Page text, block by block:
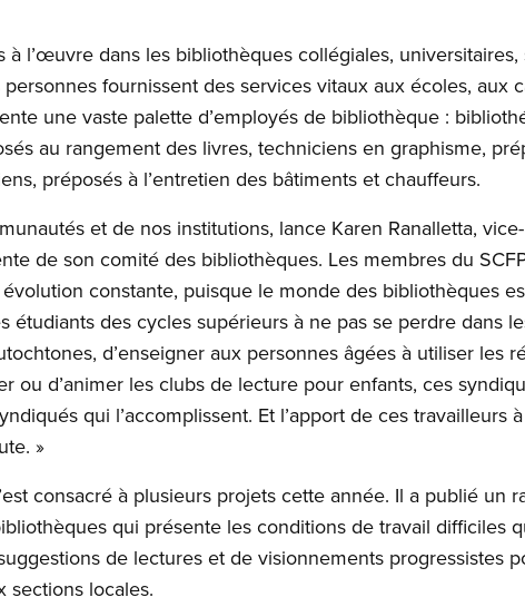
l’œuvre dans les bibliothèques collégiales, universitaires,
fournissent des services vitaux aux écoles, aux
une vaste palette d’employés de bibliothèque :
au rangement des livres, techniciens en graphisme,
préposés à l’entretien des bâtiments et chauffeurs.
et de nos institutions, lance Karen Ranalletta, vice-
de son comité des bibliothèques. Les membres du
constante, puisque le monde des bibliothèques
étudiants des cycles supérieurs à ne pas se perdre dans
d’enseigner aux personnes âgées à utiliser les
ou d’animer les clubs de lecture pour enfants, ces
qui l’accomplissent. Et l’apport de ces travailleurs
»
consacré à plusieurs projets cette année. Il a publié un
qui présente les conditions de travail difficiles
de lectures et de visionnements progressistes
sections locales.